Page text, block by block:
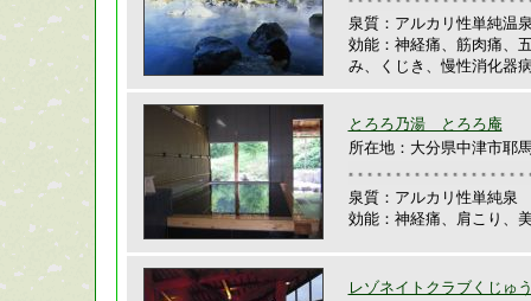
泉質：アルカリ性単純温
効能：神経痛、筋肉痛、
み、くじき、慢性消化器
とろろ乃湯 とろろ庵
所在地：大分県中津市耶
泉質：アルカリ性単純泉
効能：神経痛、肩こり、
レゾネイトクラブくじゅ